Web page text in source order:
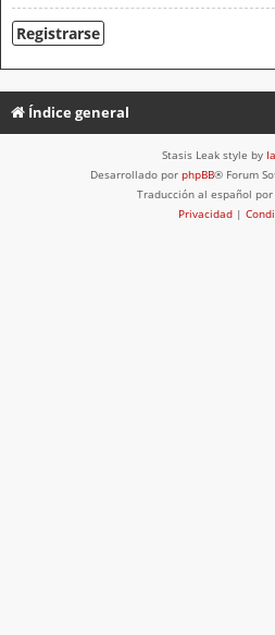
Registrarse
Índice general
Stasis Leak style by
Desarrollado por phpBB® Forum
Traducción al español por
Privacidad |